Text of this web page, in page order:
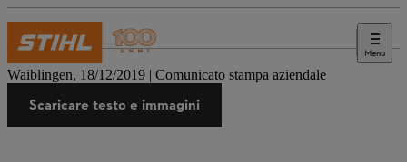
Menu
Stampa
Waiblingen, 18/12/2019 | Comunicato stampa aziendale
Scaricare testo e immagini